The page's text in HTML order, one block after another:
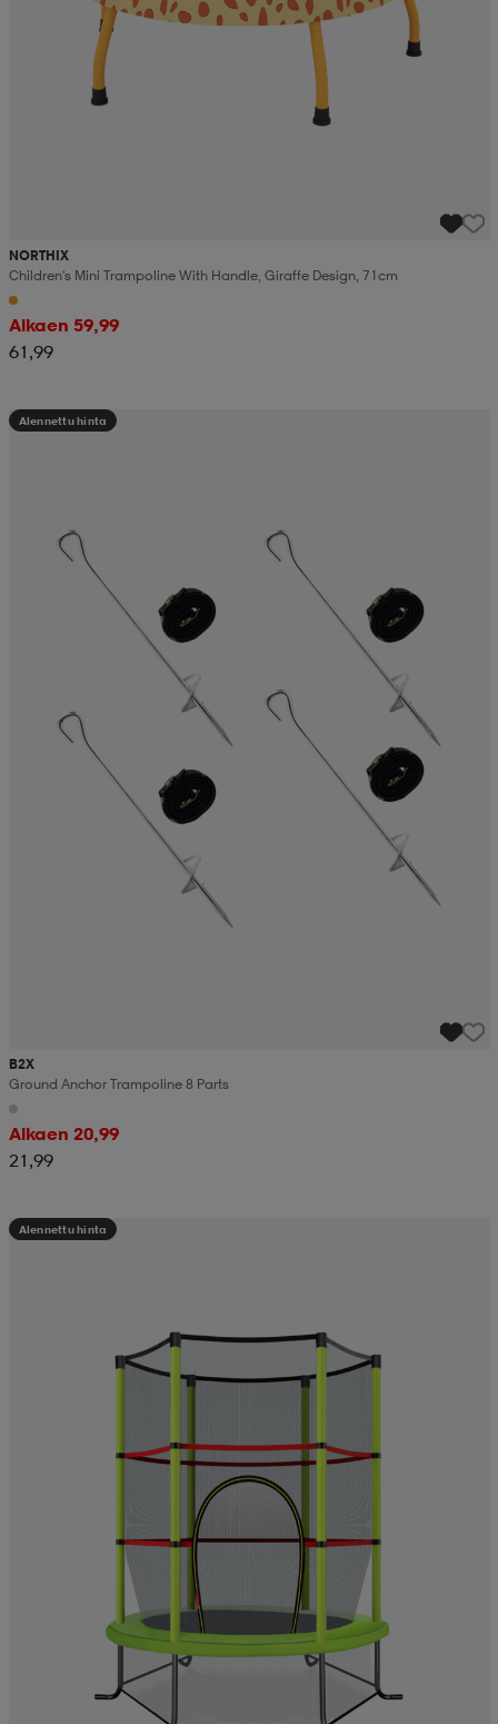
NORTHIX
Children's Mini Trampoline With Handle, Giraffe Design, 71cm
Alkaen 59,99
61,99
Alennettu hinta
B2X
Ground Anchor Trampoline 8 Parts
Alkaen 20,99
21,99
Alennettu hinta